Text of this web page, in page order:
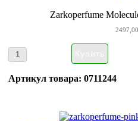
Zarkoperfume
Артикул товара: 0711244